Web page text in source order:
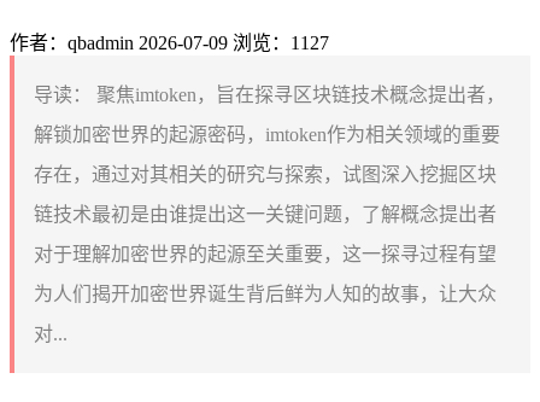
作者：qbadmin 2026-07-09 浏览：1127
导读：
聚焦imtoken，旨在探寻区块链技术概念提出者，
解锁加密世界的起源密码，imtoken作为相关领域的重要
存在，通过对其相关的研究与探索，试图深入挖掘区块
链技术最初是由谁提出这一关键问题，了解概念提出者
对于理解加密世界的起源至关重要，这一探寻过程有望
为人们揭开加密世界诞生背后鲜为人知的故事，让大众
对...